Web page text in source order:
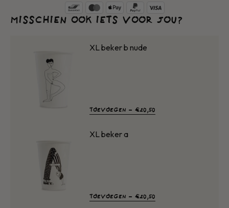
MISSCHIEN OOK IETS VOOR JOU?
XL beker b nude
TOEVOEGEN - NORMALE
€20,50
XL beker a
TOEVOEGEN - NORMALE
€20,50